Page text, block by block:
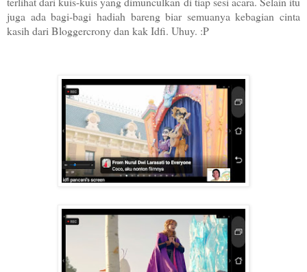
juga ada bagi-bagi hadiah bareng biar semuanya kebagian cinta
kasih dari Bloggercrony dan kak Idfi. Uhuy. :P